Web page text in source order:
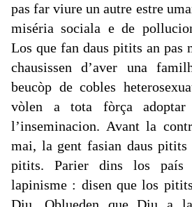
pas far viure un autre estre
miséria sociala e de
Los que fan daus pitits an pas
chausissen d’aver una
beucòp de cobles
vòlen a tota fòrça adoptar
l’inseminacion. Avant la
mai, la gent fasian daus pitits
pitits. Parier dins los país
lapinisme : disen que los